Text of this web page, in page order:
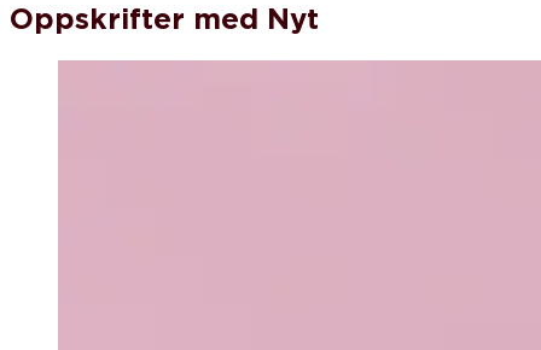
Oppskrifter med Nyt